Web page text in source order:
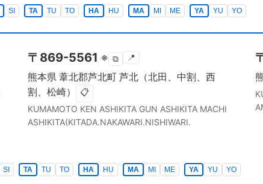
SI TA TU TO HA HU MA MI ME YA YU YO
〒 869-5561 ※ ⧉ 📍
熊本県 葦北郡芦北町 芦北（北田、中割、西
割、松崎）
📋
KUMAMOTO KEN ASHIKITA GUN ASHIKITA MACHI
ASHIKITA(KITADA.NAKAWARI.NISHIWARI.
SI TA TU TO HA HU MA MI ME YA YU YO